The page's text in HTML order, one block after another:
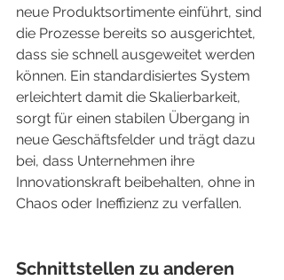
neue Produktsortimente einführt, sind
die Prozesse bereits so ausgerichtet,
dass sie schnell ausgeweitet werden
können. Ein standardisiertes System
erleichtert damit die Skalierbarkeit,
sorgt für einen stabilen Übergang in
neue Geschäftsfelder und trägt dazu
bei, dass Unternehmen ihre
Innovationskraft beibehalten, ohne in
Chaos oder Ineffizienz zu verfallen.
Schnittstellen zu anderen